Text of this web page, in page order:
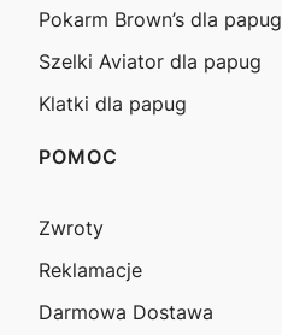
Pokarm Brown’s dla papug
Szelki Aviator dla papug
Klatki dla papug
POMOC
Zwroty
Reklamacje
Darmowa Dostawa